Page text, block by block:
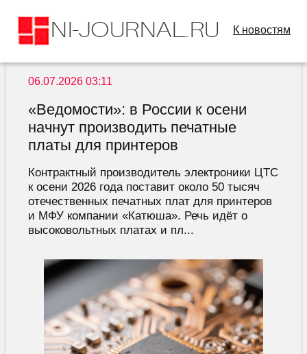
К новостям
06.07.2026 03:11
«Ведомости»: в России к осени
начнут производить печатные
платы для принтеров
Контрактный производитель электроники ЦТС
к осени 2026 года поставит около 50 тысяч
отечественных печатных плат для принтеров
и МФУ компании «Катюша». Речь идёт о
высоковольтных платах и пл...